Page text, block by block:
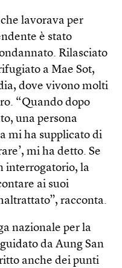
lavorava per
è stato
Rilasciato
a Mae Sot,
dove vivono molti
“Quando dopo
una persona
mi ha supplicato di
mi ha detto. Se
interrogatorio, la
ai suoi
racconta.
nazionale per la
da Aung San
anche dei punti